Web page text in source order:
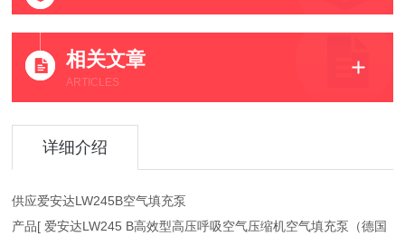
相关文章
ARTICLES
详细介绍
供应爱安达LW245B空气填充泵
产品[ 爱安达LW245 B高效型高压呼吸空气压缩机空气填充泵（德国